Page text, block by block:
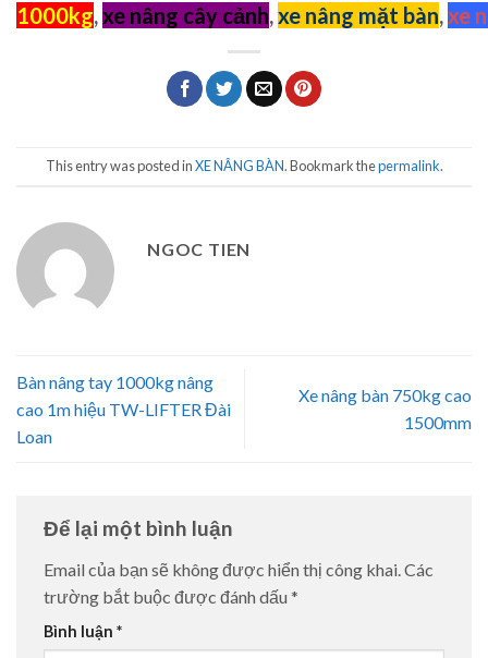
1000kg,xe nâng cây cảnh,xe nâng mặt bàn,xe
This entry was posted inXE NÂNG BÀN. Bookmark thepermalink.
NGOC TIEN
Bàn nâng tay 1000kg nâng
cao 1m hiệu TW-LIFTER Đài
Loan
Xe nâng bàn 750kg cao
1500mm
Để lại một bình luận
Email của bạn sẽ không được hiển thị công khai. Các
trường bắt buộc được đánh dấu *
Bình luận *